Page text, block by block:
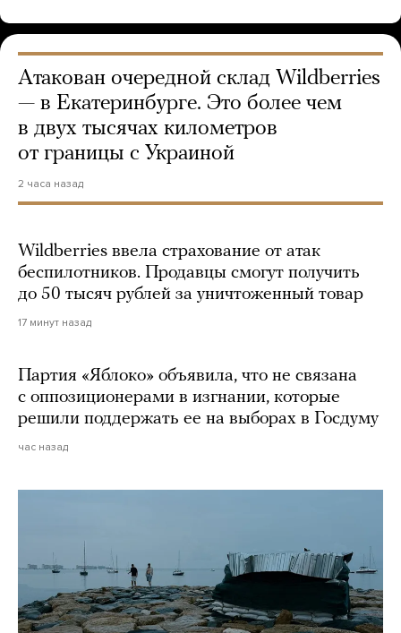
Атакован очередной склад Wildberries
— в Екатеринбурге. Это более чем
в двух тысячах километров
от границы с Украиной
2 часа назад
Wildberries ввела страхование от атак
беспилотников. Продавцы смогут получить
до 50 тысяч рублей за уничтоженный товар
17 минут назад
Партия «Яблоко» объявила, что не связана
с оппозиционерами в изгнании, которые
решили поддержать ее на выборах в Госдуму
час назад